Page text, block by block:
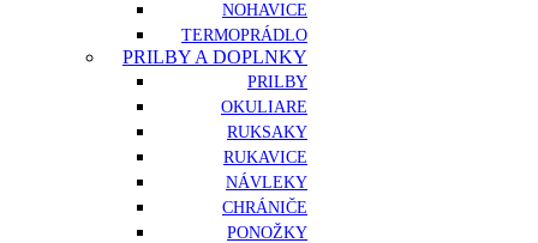
NOHAVICE
TERMOPRÁDLO
PRILBY A DOPLNKY
PRILBY
OKULIARE
RUKSAKY
RUKAVICE
NÁVLEKY
CHRÁNIČE
PONOŽKY